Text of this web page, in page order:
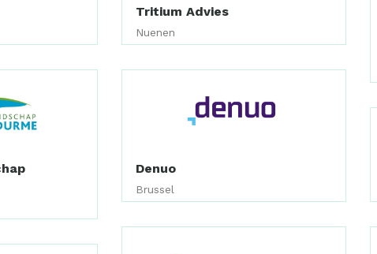
Tritium Advies
Nuenen
Denuo
Brussel